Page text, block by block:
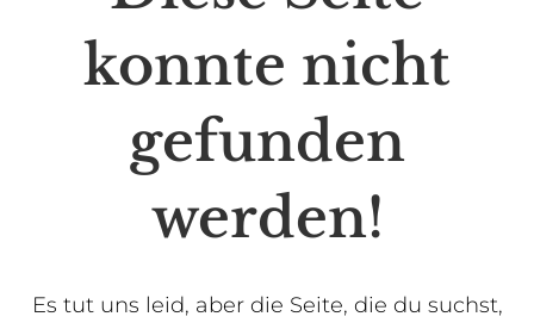
konnte nicht
gefunden
werden!
Es tut uns leid, aber die Seite, die du suchst,